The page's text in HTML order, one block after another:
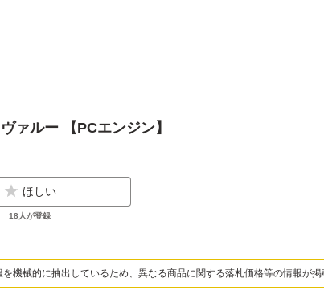
ァルー 【PCエンジン】
ほしい
18人が登録
を機械的に抽出しているため、異なる商品に関する落札価格等の情報が